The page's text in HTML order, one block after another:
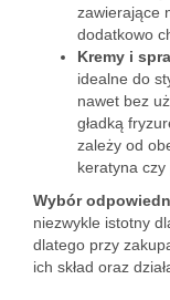
zawierające
dodatkowo
Kremy i
idealne do
nawet bez
gładką
zależy od
keratyna czy
Wybór
niezwykle istotny
dlatego przy
ich skład oraz